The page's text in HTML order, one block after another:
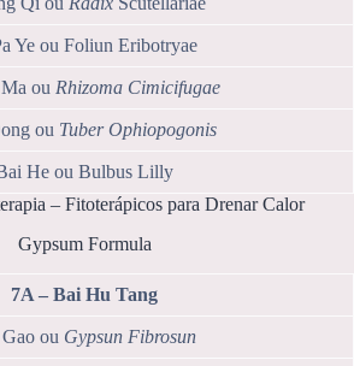
Ye ou Foliun Eribotryae
ou Rhizoma Cimicifugae
ou Tuber Ophiopogonis
He ou Bulbus Lilly
– Fitoterápicos para Drenar Calor
Gypsum Formula
7A – Bai Hu Tang
ou Gypsun Fibrosun